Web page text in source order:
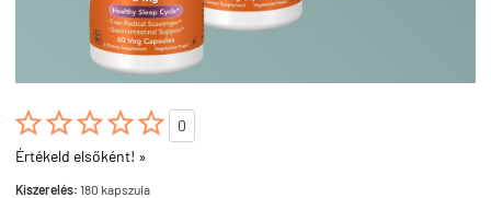

0
Értékeld elsőként! »
Kiszerelés: 180 kapszula